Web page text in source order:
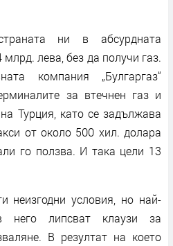
ни в абсурдната
лева, без да получи газ.
компания „Булгаргаз“
за втечнен газ и
Турция, като се задължава
от около 500 хил. долара
го ползва. И така цели 13
неизгодни условия, но най-
него липсват клаузи за
В резултат на което